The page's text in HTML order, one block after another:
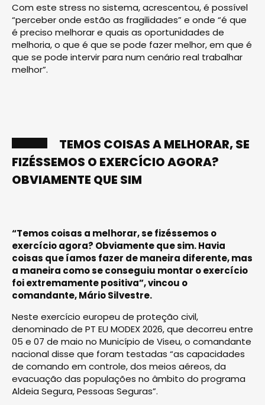
Com este stress no sistema, acrescentou, é possível
“perceber onde estão as fragilidades” e onde “é que
é preciso melhorar e quais as oportunidades de
melhoria, o que é que se pode fazer melhor, em que é
que se pode intervir para num cenário real trabalhar
melhor”.
TEMOS COISAS A MELHORAR, SE
FIZÉSSEMOS O EXERCÍCIO AGORA?
OBVIAMENTE QUE SIM
“Temos coisas a melhorar, se fizéssemos o
exercício agora? Obviamente que sim. Havia
coisas que íamos fazer de maneira diferente, mas
a maneira como se conseguiu montar o exercício
foi extremamente positiva”, vincou o
comandante, Mário Silvestre.
Neste exercício europeu de proteção civil,
denominado de PT EU MODEX 2026, que decorreu entre
05 e 07 de maio no Município de Viseu, o comandante
nacional disse que foram testadas “as capacidades
de comando em controle, dos meios aéreos, da
evacuação das populações no âmbito do programa
Aldeia Segura, Pessoas Seguras”.